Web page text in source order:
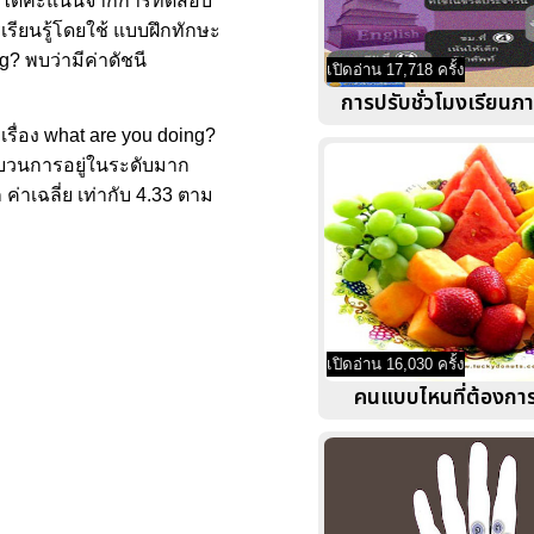
ยนรู้โดยใช้ แบบฝึกทักษะ
พบว่ามีค่าดัชนี
ง what are you doing?
นการอยู่ในระดับมาก
าเฉลี่ย เท่ากับ 4.33 ตาม
เปิดอ่าน 17,718 ครั้ง
การปรับชั่วโมงเรียน
เปิดอ่าน 16,030 ครั้ง
คนแบบไหนที่ต้องกา